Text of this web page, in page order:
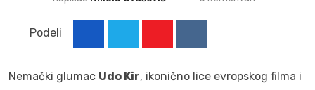
Podeli
Nemački glumac Udo Kir, ikonično lice evropskog filma i